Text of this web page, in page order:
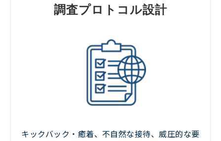
調査プロトコル設計
キックバック・癒着、不自然な接待、威圧的な要